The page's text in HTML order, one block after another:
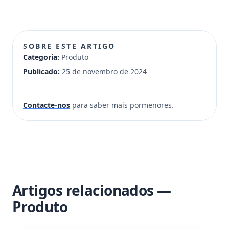
SOBRE ESTE ARTIGO
Categoria: Produto
Publicado: 25 de novembro de 2024
Contacte-nos para saber mais pormenores.
Artigos relacionados —
Produto